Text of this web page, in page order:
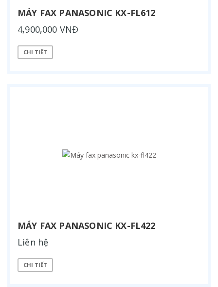
MÁY FAX PANASONIC KX-FL612
4,900,000 VNĐ
CHI TIẾT
MÁY FAX PANASONIC KX-FL422
Liên hệ
CHI TIẾT